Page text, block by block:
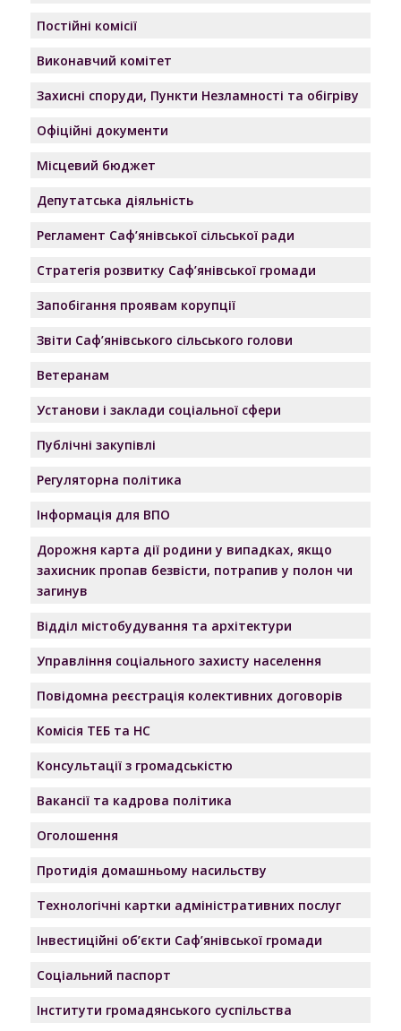
Постійні комісії
Виконавчий комітет
Захисні споруди, Пункти Незламності та обігріву
Офіційні документи
Місцевий бюджет
Депутатська діяльність
Регламент Саф’янівської сільської ради
Стратегія розвитку Саф’янівської громади
Запобігання проявам корупції
Звіти Саф’янівського сільського голови
Ветеранам
Установи і заклади соціальної сфери
Публічні закупівлі
Регуляторна політика
Інформація для ВПО
Дорожня карта дії родини у випадках, якщо
захисник пропав безвісти, потрапив у полон чи
загинув
Відділ містобудування та архітектури
Управління соціального захисту населення
Повідомна реєстрація колективних договорів
Комісія ТЕБ та НС
Консультації з громадськістю
Вакансії та кадрова політика
Оголошення
Протидія домашньому насильству
Технологічні картки адміністративних послуг
Інвестиційні об’єкти Саф’янівської громади
Соціальний паспорт
Інститути громадянського суспільства